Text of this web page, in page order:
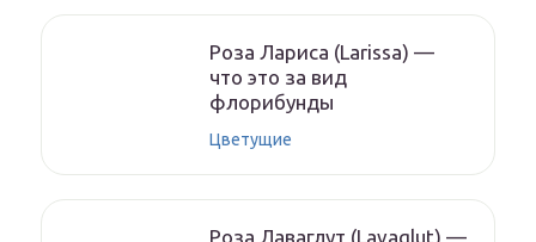
Роза Лариса (Larissa) —
что это за вид
флорибунды
Цветущие
Роза Лаваглут (Lavaglut) —